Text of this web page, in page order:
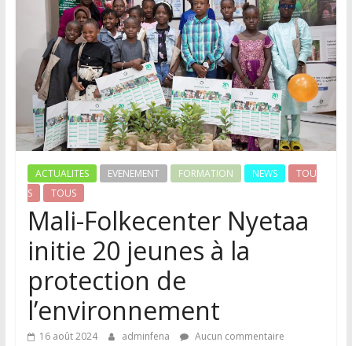
ACTUALITES EVENEMENT FORMATION NEWS
TOU
S
TOUS
Mali-Folkecenter Nyetaa
initie 20 jeunes à la
protection de
l’environnement
16 août 2024 adminfena Aucun commentaire